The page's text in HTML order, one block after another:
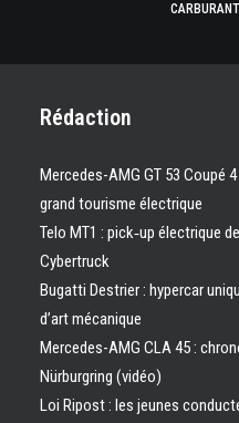
Rédaction
Mercedes-AMG GT 53 Coupé
grand tourisme électrique
Telo MT1 : pick‑up électrique
Cybertruck
Bugatti Destrier : hypercar
d’art mécanique
Mercedes-AMG CLA 45 :
Nürburgring (vidéo)
Loi Ripost : les jeunes